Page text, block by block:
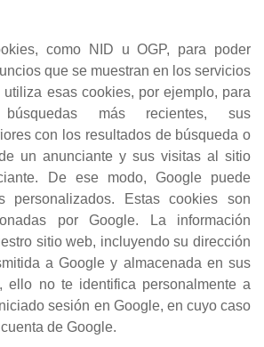
como NID u OGP, para poder
que se muestran en los servicios
esas cookies, por ejemplo, para
más recientes, sus
con los resultados de búsqueda o
un anunciante y sus visitas al sitio
De ese modo, Google puede
personalizados. Estas cookies son
por Google. La información
sitio web, incluyendo su dirección
a Google y almacenada en sus
ello no te identifica personalmente a
sesión en Google, en cuyo caso
de Google.